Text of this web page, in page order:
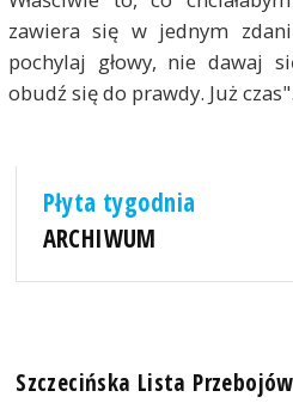
zawiera się w jednym
pochylaj głowy, nie dawaj
obudź się do prawdy. Już czas".
Płyta tygodnia
ARCHIWUM
Szczecińska Lista Przebojów